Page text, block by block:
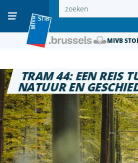
MIVB
TRAM 44: EEN REIS
NATUUR EN